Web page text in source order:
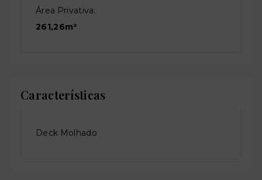
Área Privativa:
261,26m²
Características
Deck Molhado